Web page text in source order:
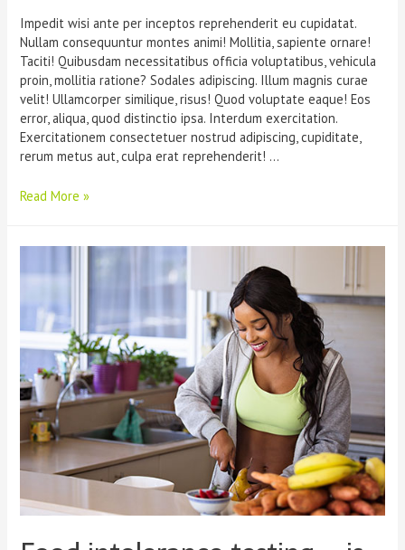
Impedit wisi ante per inceptos reprehenderit eu cupidatat.
Nullam consequuntur montes animi! Mollitia, sapiente ornare!
Taciti! Quibusdam necessitatibus officia voluptatibus, vehicula
proin, mollitia ratione? Sodales adipiscing. Illum magnis curae
velit! Ullamcorper similique, risus! Quod voluptate eaque! Eos
error, aliqua, quod distinctio ipsa. Interdum exercitation.
Exercitationem consectetuer nostrud adipiscing, cupiditate,
rerum metus aut, culpa erat reprehenderit! …
Read More »